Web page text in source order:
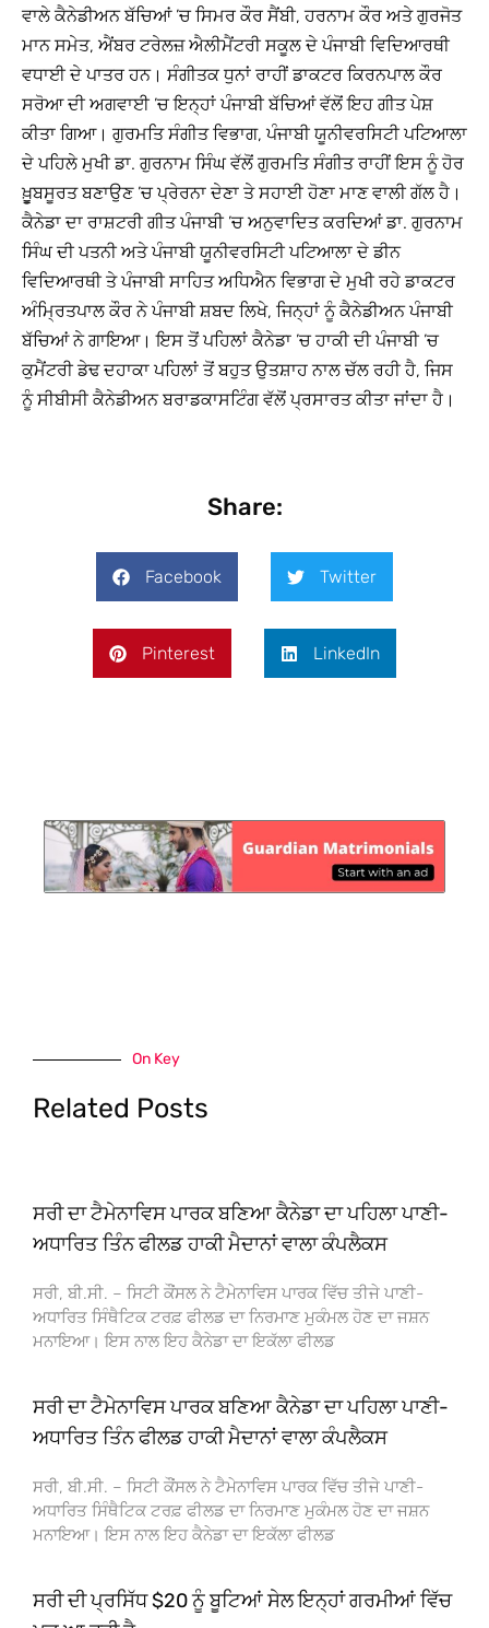
ਵਾਲੇ ਕੈਨੇਡੀਅਨ ਬੱਚਿਆਂ ’ਚ ਸਿਮਰ ਕੌਰ ਸੈਂਬੀ, ਹਰਨਾਮ ਕੌਰ ਅਤੇ ਗੁਰਜੋਤ
ਮਾਨ ਸਮੇਤ, ਐਂਬਰ ਟਰੇਲਜ਼ ਐਲੀਮੈਂਟਰੀ ਸਕੂਲ ਦੇ ਪੰਜਾਬੀ ਵਿਦਿਆਰਥੀ
ਵਧਾਈ ਦੇ ਪਾਤਰ ਹਨ। ਸੰਗੀਤਕ ਧੁਨਾਂ ਰਾਹੀਂ ਡਾਕਟਰ ਕਿਰਨਪਾਲ ਕੌਰ
ਸਰੋਆ ਦੀ ਅਗਵਾਈ ’ਚ ਇਨ੍ਹਾਂ ਪੰਜਾਬੀ ਬੱਚਿਆਂ ਵੱਲੋਂ ਇਹ ਗੀਤ ਪੇਸ਼
ਕੀਤਾ ਗਿਆ। ਗੁਰਮਤਿ ਸੰਗੀਤ ਵਿਭਾਗ, ਪੰਜਾਬੀ ਯੂਨੀਵਰਸਿਟੀ ਪਟਿਆਲਾ
ਦੇ ਪਹਿਲੇ ਮੁਖੀ ਡਾ. ਗੁਰਨਾਮ ਸਿੰਘ ਵੱਲੋਂ ਗੁਰਮਤਿ ਸੰਗੀਤ ਰਾਹੀਂ ਇਸ ਨੂੰ ਹੋਰ
ਖ਼ੂੂਬਸੂਰਤ ਬਣਾਉਣ ’ਚ ਪ੍ਰੇਰਨਾ ਦੇਣਾ ਤੇ ਸਹਾਈ ਹੋਣਾ ਮਾਣ ਵਾਲੀ ਗੱਲ ਹੈ।
ਕੈਨੇਡਾ ਦਾ ਰਾਸ਼ਟਰੀ ਗੀਤ ਪੰਜਾਬੀ ’ਚ ਅਨੁਵਾਦਿਤ ਕਰਦਿਆਂ ਡਾ. ਗੁਰਨਾਮ
ਸਿੰਘ ਦੀ ਪਤਨੀ ਅਤੇ ਪੰਜਾਬੀ ਯੂਨੀਵਰਸਿਟੀ ਪਟਿਆਲਾ ਦੇ ਡੀਨ
ਵਿਦਿਆਰਥੀ ਤੇ ਪੰਜਾਬੀ ਸਾਹਿਤ ਅਧਿਐਨ ਵਿਭਾਗ ਦੇ ਮੁਖੀ ਰਹੇ ਡਾਕਟਰ
ਅੰਮ੍ਰਿਤਪਾਲ ਕੌਰ ਨੇ ਪੰਜਾਬੀ ਸ਼ਬਦ ਲਿਖੇ, ਜਿਨ੍ਹਾਂ ਨੂੰ ਕੈਨੇਡੀਅਨ ਪੰਜਾਬੀ
ਬੱਚਿਆਂ ਨੇ ਗਾਇਆ। ਇਸ ਤੋਂ ਪਹਿਲਾਂ ਕੈਨੇਡਾ ’ਚ ਹਾਕੀ ਦੀ ਪੰਜਾਬੀ ’ਚ
ਕੁਮੈਂਟਰੀ ਡੇਢ ਦਹਾਕਾ ਪਹਿਲਾਂ ਤੋਂ ਬਹੁਤ ਉਤਸ਼ਾਹ ਨਾਲ ਚੱਲ ਰਹੀ ਹੈ, ਜਿਸ
ਨੂੰ ਸੀਬੀਸੀ ਕੈਨੇਡੀਅਨ ਬਰਾਡਕਾਸਟਿੰਗ ਵੱਲੋਂ ਪ੍ਰਸਾਰਤ ਕੀਤਾ ਜਾਂਦਾ ਹੈ।
Share:
Facebook Twitter
Pinterest LinkedIn
On Key
Related Posts
ਸਰੀ ਦਾ ਟੈਮੇਨਾਵਿਸ ਪਾਰਕ ਬਣਿਆ ਕੈਨੇਡਾ ਦਾ ਪਹਿਲਾ ਪਾਣੀ-
ਅਧਾਰਿਤ ਤਿੰਨ ਫੀਲਡ ਹਾਕੀ ਮੈਦਾਨਾਂ ਵਾਲਾ ਕੰਪਲੈਕਸ
ਸਰੀ, ਬੀ.ਸੀ. – ਸਿਟੀ ਕੌਂਸਲ ਨੇ ਟੈਮੇਨਾਵਿਸ ਪਾਰਕ ਵਿੱਚ ਤੀਜੇ ਪਾਣੀ-
ਅਧਾਰਿਤ ਸਿੰਥੈਟਿਕ ਟਰਫ਼ ਫੀਲਡ ਦਾ ਨਿਰਮਾਣ ਮੁਕੰਮਲ ਹੋਣ ਦਾ ਜਸ਼ਨ
ਮਨਾਇਆ। ਇਸ ਨਾਲ ਇਹ ਕੈਨੇਡਾ ਦਾ ਇਕੱਲਾ ਫੀਲਡ
ਸਰੀ ਦਾ ਟੈਮੇਨਾਵਿਸ ਪਾਰਕ ਬਣਿਆ ਕੈਨੇਡਾ ਦਾ ਪਹਿਲਾ ਪਾਣੀ-
ਅਧਾਰਿਤ ਤਿੰਨ ਫੀਲਡ ਹਾਕੀ ਮੈਦਾਨਾਂ ਵਾਲਾ ਕੰਪਲੈਕਸ
ਸਰੀ, ਬੀ.ਸੀ. – ਸਿਟੀ ਕੌਂਸਲ ਨੇ ਟੈਮੇਨਾਵਿਸ ਪਾਰਕ ਵਿੱਚ ਤੀਜੇ ਪਾਣੀ-
ਅਧਾਰਿਤ ਸਿੰਥੈਟਿਕ ਟਰਫ਼ ਫੀਲਡ ਦਾ ਨਿਰਮਾਣ ਮੁਕੰਮਲ ਹੋਣ ਦਾ ਜਸ਼ਨ
ਮਨਾਇਆ। ਇਸ ਨਾਲ ਇਹ ਕੈਨੇਡਾ ਦਾ ਇਕੱਲਾ ਫੀਲਡ
ਸਰੀ ਦੀ ਪ੍ਰਸਿੱਧ $20 ਨੂੰ ਬੂਟਿਆਂ ਸੇਲ ਇਨ੍ਹਾਂ ਗਰਮੀਆਂ ਵਿੱਚ